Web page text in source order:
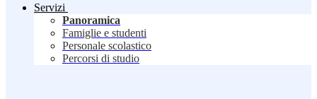
Servizi
Panoramica
Famiglie e studenti
Personale scolastico
Percorsi di studio